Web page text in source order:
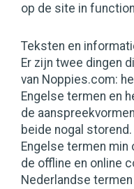
op de site in
Teksten en
Er zijn twee dingen
van Noppies.com:
Engelse termen en
de
beide nogal
Engelse termen
de offline en online
Nederlandse